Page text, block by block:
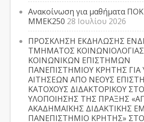
Ανακοίνωση για μαθήματα
ΜΜΕΚ250 28 Ιουλίου 2026
ΠΡΟΣΚΛΗΣΗ ΕΚΔΗΛΩΣΗΣ
ΤΜΗΜΑΤΟΣ
ΚΟΙΝΩΝΙΚΩΝ ΕΠΙΣΤΗΜΩΝ
ΠΑΝΕΠΙΣΤΗΜΙΟΥ ΚΡΗΤΗΣ
ΑΙΤΗΣΕΩΝ ΑΠΟ ΝΕΟΥΣ
ΚΑΤΟΧΟΥΣ ΔΙΔΑΚΤΟΡΙΚΟΥ
ΥΛΟΠΟΙΗΣΗΣ ΤΗΣ ΠΡΑΞΗΣ
ΑΚΑΔΗΜΑΪΚΗΣ ΔΙΔΑΚΤΙΚΗΣ
ΠΑΝΕΠΙΣΤΗΜΙΟ ΚΡΗΤΗΣ» ΣΤΟ